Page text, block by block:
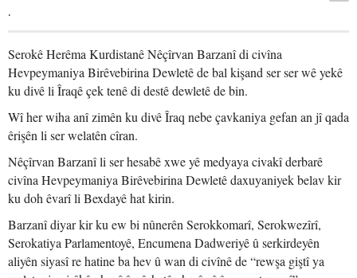
.
Serokê Herêma Kurdistanê Nêçîrvan Barzanî di civîna
Hevpeymaniya Birêvebirina Dewletê de bal kişand ser ser wê yekê
ku divê li Îraqê çek tenê di destê dewletê de bin.
Wî her wiha anî zimên ku divê Îraq nebe çavkaniya gefan an jî qada
êrişên li ser welatên cîran.
Nêçîrvan Barzanî li ser hesabê xwe yê medyaya civakî derbarê
civîna Hevpeymaniya Birêvebirina Dewletê daxuyaniyek belav kir
ku doh êvarî li Bexdayê hat kirin.
Barzanî diyar kir ku ew bi nûnerên Serokkomarî, Serokwezîrî,
Serokatiya Parlamentoyê, Encumena Dadweriyê û serkirdeyên
aliyên siyasî re hatine ba hev û wan di civînê de “rewşa giştî ya